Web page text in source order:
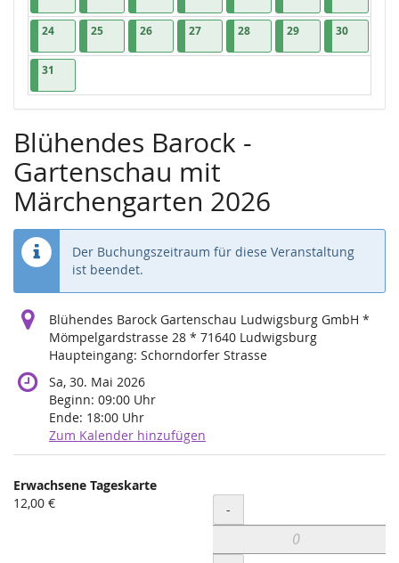
2424.08.2026
1 Veranstaltung
2525.08.2026
1 Veranstaltung
2626.08.2026
1 Veranstaltung
2727.08.2026
1 Veranstaltung
2828.08.2026
1 Veranstaltung
2929.08.2026
1 Veranstaltung
301
31
Blühendes Barock -
Gartenschau mit
Märchengarten 2026
Der Buchungszeitraum für diese Veranstaltung
ist beendet.
Blühendes Barock Gartenschau Ludwigsburg GmbH *
Mömpelgardstrasse 28 * 71640 Ludwigsburg
Haupteingang: Schorndorfer Strasse
Sa, 30. Mai 2026
Beginn: 09:00 Uhr
Ende: 18:00 Uhr
Zum Kalender hinzufügen
Produkte
Unkategorisierte
Erwachsene Tageskarte
12,00 €
Menge
-